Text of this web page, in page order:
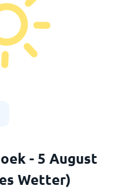
- 5 August
Wetter)